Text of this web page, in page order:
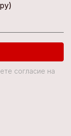
согласие на